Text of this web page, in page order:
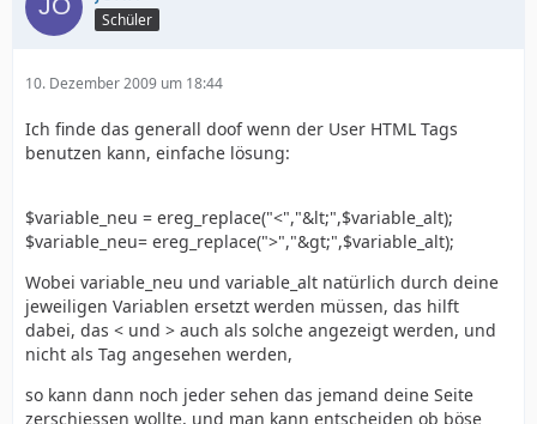
Schüler
10. Dezember 2009 um 18:44
Ich finde das generall doof wenn der User HTML Tags
benutzen kann, einfache lösung:
$variable_neu = ereg_replace("<","&lt;",$variable_alt);
$variable_neu= ereg_replace(">","&gt;",$variable_alt);
Wobei variable_neu und variable_alt natürlich durch deine
jeweiligen Variablen ersetzt werden müssen, das hilft
dabei, das < und > auch als solche angezeigt werden, und
nicht als Tag angesehen werden,
so kann dann noch jeder sehen das jemand deine Seite
zerschiessen wollte, und man kann entscheiden ob böse